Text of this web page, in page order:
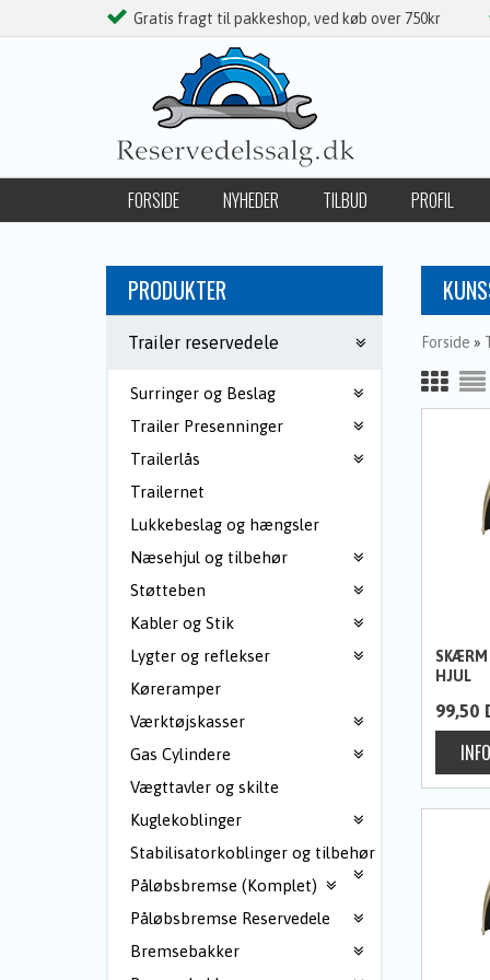
Gratis fragt til pakkeshop, ved køb over 750kr
FORSIDE NYHEDER TILBUD
PROFIL
PRODUKTER
Trailer reservedele
Surringer og Beslag
Trailer Presenninger
Trailerlås
Trailernet
Lukkebeslag og hængsler
Næsehjul og tilbehør
Støtteben
Kabler og Stik
Lygter og reflekser
Køreramper
Værktøjskasser
Gas Cylindere
Vægttavler og skilte
Kuglekoblinger
Stabilisatorkoblinger og tilbehør
Påløbsbremse (Komplet)
Påløbsbremse Reservedele
Bremsebakker
Forside »
SKÆRM
HJUL
99,50